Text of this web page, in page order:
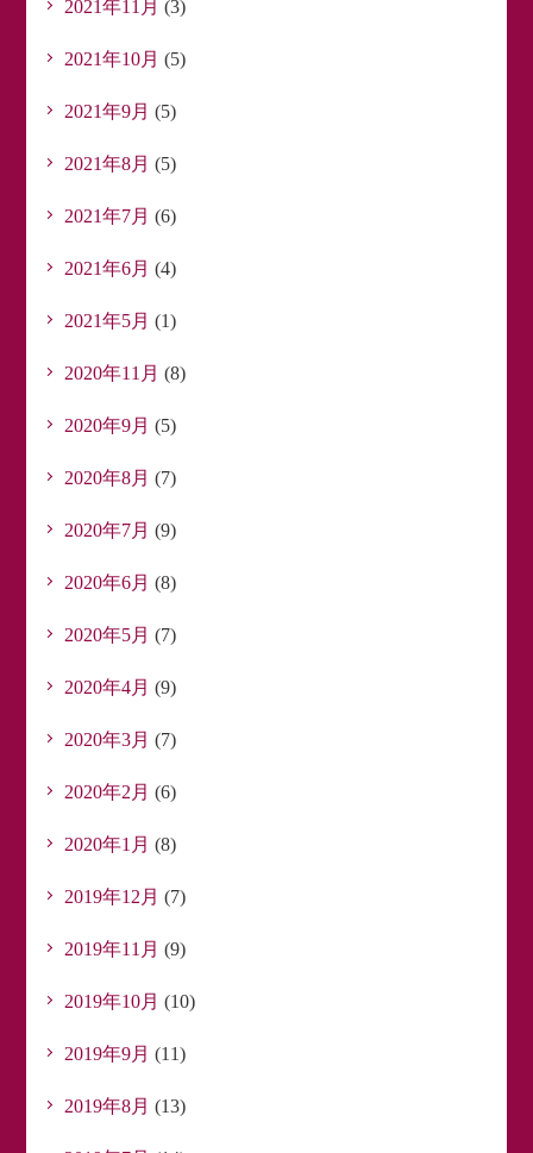
2021年11月 (3)
2021年10月 (5)
2021年9月 (5)
2021年8月 (5)
2021年7月 (6)
2021年6月 (4)
2021年5月 (1)
2020年11月 (8)
2020年9月 (5)
2020年8月 (7)
2020年7月 (9)
2020年6月 (8)
2020年5月 (7)
2020年4月 (9)
2020年3月 (7)
2020年2月 (6)
2020年1月 (8)
2019年12月 (7)
2019年11月 (9)
2019年10月 (10)
2019年9月 (11)
2019年8月 (13)